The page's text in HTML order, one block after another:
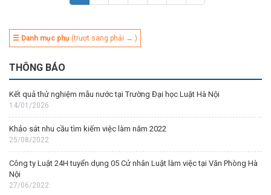
☰ Danh mục phụ (trượt sang phải → )
THÔNG BÁO
Kết quả thử nghiệm mẫu nước tại Trường Đại học Luật Hà Nội
14/01/2026
Khảo sát nhu cầu tìm kiếm việc làm năm 2022
25/08/2022
Công ty Luật 24H tuyển dụng 05 Cử nhân Luật làm việc tại Văn Phòng Hà
Nội
27/06/2022